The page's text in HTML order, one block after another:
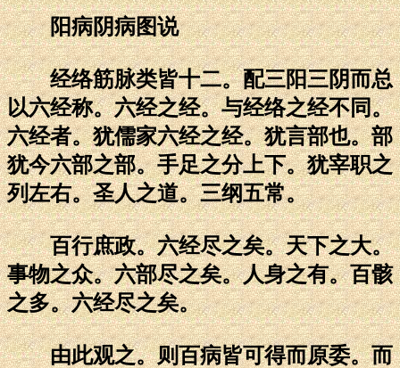
阳病阴病图说
经络筋脉类皆十二。配三阳三阴而总
以六经称。六经之经。与经络之经不同。
六经者。犹儒家六经之经。犹言部也。部
犹今六部之部。手足之分上下。犹宰职之
列左右。圣人之道。三纲五常。
百行庶政。六经尽之矣。天下之大。
事物之众。六部尽之矣。人身之有。百骸
之多。六经尽之矣。
由此观之。则百病皆可得而原委。而